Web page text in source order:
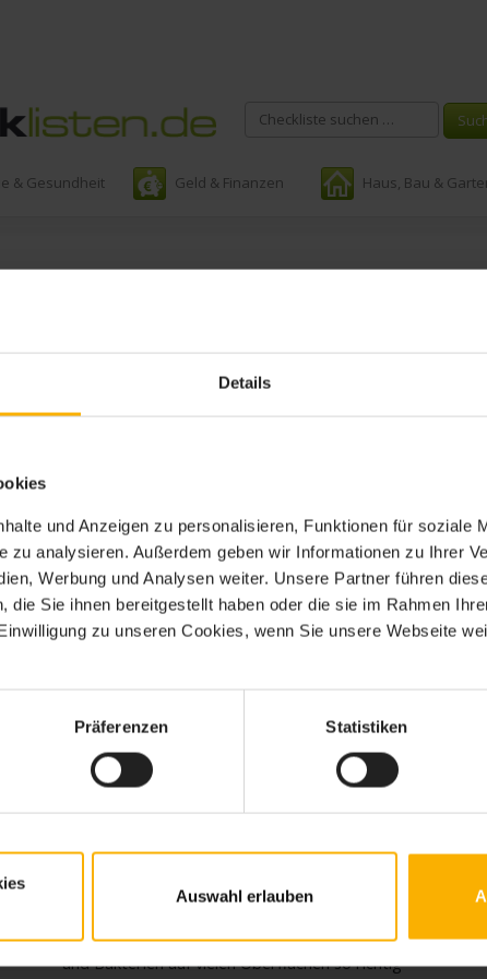
Details
und Anzeigen zu personalisieren, Funktionen für soziale
zu analysieren. Außerdem geben wir Informationen zu Ihrer
Werbung und Analysen weiter. Unsere Partner führen
die Sie ihnen bereitgestellt haben oder die sie im Rahmen
zu unseren Cookies, wenn Sie unsere Webseite
Präferenzen Statistiken
Auswahl erlauben
& Gesundheit Geld & Finanzen Haus, Bau &
Welche Gegenstände sollte ich
reinigen nach einer Erkältung?
es nicht bald schon wieder zu einer Schniefnase
oder einer Krächzstimme kommt, ist es wichtig,
zu reinigen. Schließlich fühlen sich Viren, Keime
und Bakterien auf vielen Oberflächen so richtig